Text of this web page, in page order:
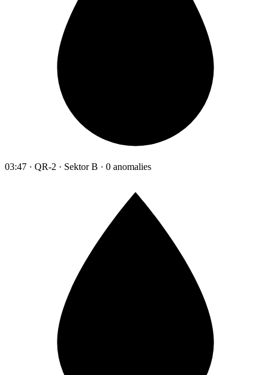
03:47 · QR-2 · Sektor B · 0 anomalies